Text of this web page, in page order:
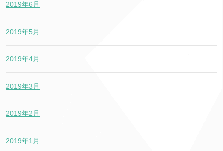
2019年6月
2019年5月
2019年4月
2019年3月
2019年2月
2019年1月